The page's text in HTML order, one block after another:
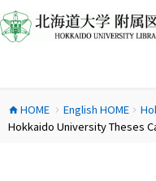
ン
テ
ス
キ
home HOME chevron_right English HOMEchevron_right
Hokkaido University Theses